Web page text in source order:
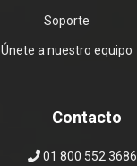
Soporte
Únete a nuestro equipo
Contacto
01 800 552 3686